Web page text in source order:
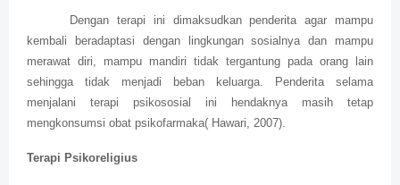
Dengan terapi ini dimaksudkan penderita agar mampu
kembali beradaptasi dengan lingkungan sosialnya dan mampu
merawat diri, mampu mandiri tidak tergantung pada orang lain
sehingga tidak menjadi beban keluarga. Penderita selama
menjalani terapi psikososial ini hendaknya masih tetap
mengkonsumsi obat psikofarmaka( Hawari, 2007).
Terapi Psikoreligius